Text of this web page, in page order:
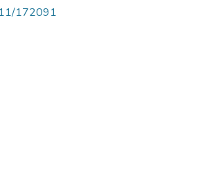
172091